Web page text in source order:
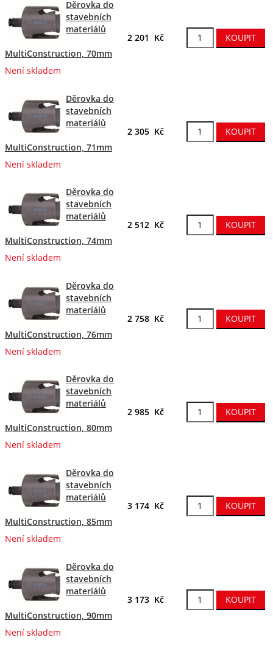
Děrovka do
stavebních
materiálů
MultiConstruction, 70mm
Není skladem
2 201 Kč
Děrovka do
stavebních
materiálů
MultiConstruction, 71mm
Není skladem
2 305 Kč
Děrovka do
stavebních
materiálů
MultiConstruction, 74mm
Není skladem
2 512 Kč
Děrovka do
stavebních
materiálů
MultiConstruction, 76mm
Není skladem
2 758 Kč
Děrovka do
stavebních
materiálů
MultiConstruction, 80mm
Není skladem
2 985 Kč
Děrovka do
stavebních
materiálů
MultiConstruction, 85mm
Není skladem
3 174 Kč
Děrovka do
stavebních
materiálů
MultiConstruction, 90mm
Není skladem
3 173 Kč